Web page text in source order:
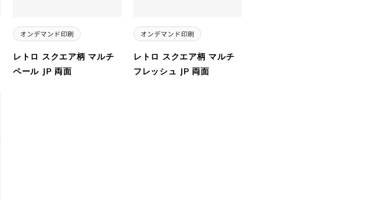
レトロ スクエア柄 マルチ
ペール JP 両面
レトロ スクエア柄 マルチ
フレッシュ JP 両面